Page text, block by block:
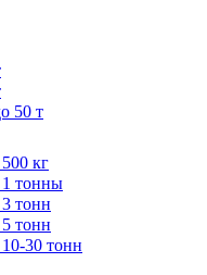
50 т
кг
тонны
тонн
тонн
30 тонн